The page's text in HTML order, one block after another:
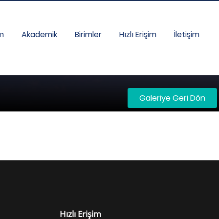
Akademik Birimler Hızlı Erişim İletişim
Galeriye Geri Dön
Hızlı Erişim